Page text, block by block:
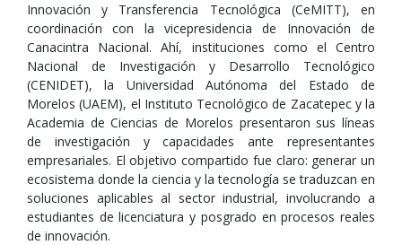
Innovación y Transferencia Tecnológica (CeMITT), en
coordinación con la vicepresidencia de Innovación de
Canacintra Nacional. Ahí, instituciones como el Centro
Nacional de Investigación y Desarrollo Tecnológico
(CENIDET), la Universidad Autónoma del Estado de
Morelos (UAEM), el Instituto Tecnológico de Zacatepec y la
Academia de Ciencias de Morelos presentaron sus líneas
de investigación y capacidades ante representantes
empresariales. El objetivo compartido fue claro: generar un
ecosistema donde la ciencia y la tecnología se traduzcan en
soluciones aplicables al sector industrial, involucrando a
estudiantes de licenciatura y posgrado en procesos reales
de innovación.